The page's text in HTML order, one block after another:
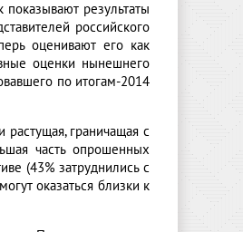
результаты
российского
оценивают его как
оценки нынешнего
по итогам-2014
граничащая с
часть опрошенных
(43% затруднились с
оказаться близки к